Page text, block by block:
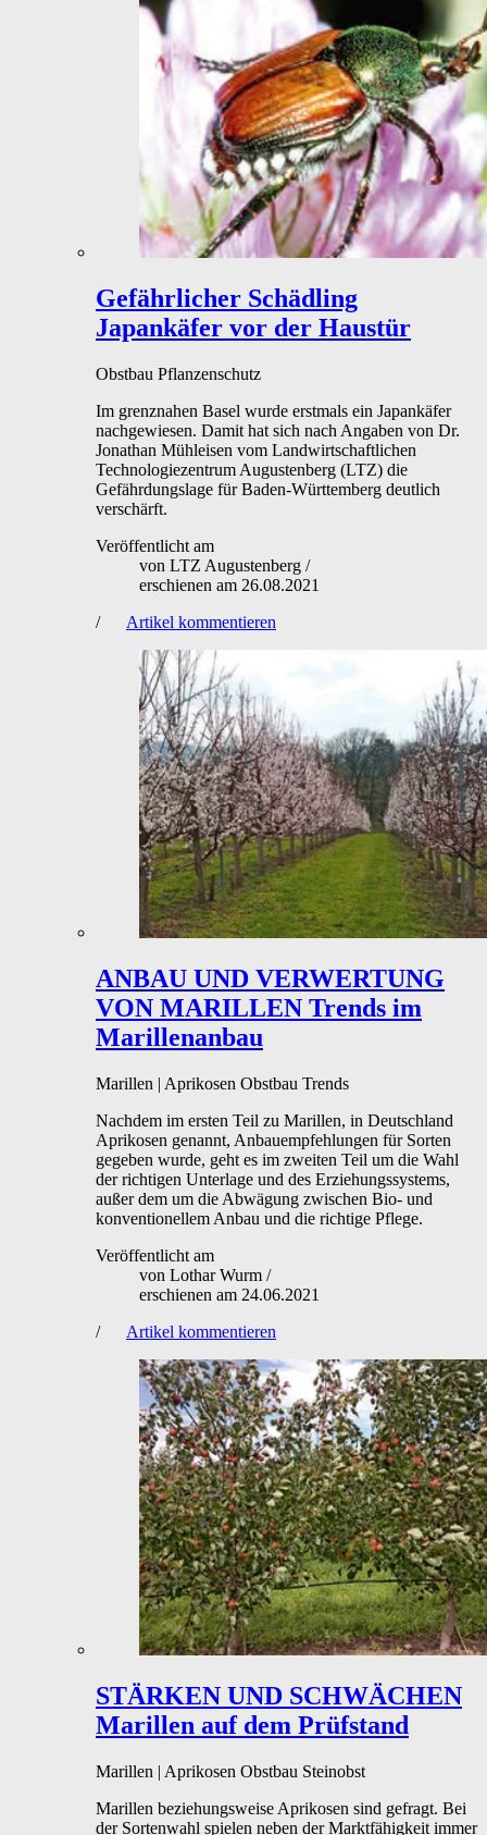
Gefährlicher Schädling
Japankäfer vor der Haustür
Obstbau Pflanzenschutz
Im grenznahen Basel wurde erstmals ein Japankäfer
nachgewiesen. Damit hat sich nach Angaben von Dr.
Jonathan Mühleisen vom Landwirtschaftlichen
Technologiezentrum Augustenberg (LTZ) die
Gefährdungslage für Baden-Württemberg deutlich
verschärft.
Veröffentlicht am
von LTZ Augustenberg /
erschienen am 26.08.2021
/
Artikel kommentieren
ANBAU UND VERWERTUNG
VON MARILLEN Trends im
Marillenanbau
Marillen | Aprikosen Obstbau Trends
Nachdem im ersten Teil zu Marillen, in Deutschland
Aprikosen genannt, Anbauempfehlungen für Sorten
gegeben wurde, geht es im zweiten Teil um die Wahl
der richtigen Unterlage und des Erziehungssystems,
außer dem um die Abwägung zwischen Bio- und
konventionellem Anbau und die richtige Pflege.
Veröffentlicht am
von Lothar Wurm /
erschienen am 24.06.2021
/
Artikel kommentieren
STÄRKEN UND SCHWÄCHEN
Marillen auf dem Prüfstand
Marillen | Aprikosen Obstbau Steinobst
Marillen beziehungsweise Aprikosen sind gefragt. Bei
der Sortenwahl spielen neben der Marktfähigkeit immer